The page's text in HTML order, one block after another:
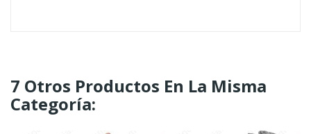
7 Otros Productos En La Misma
Categoría: